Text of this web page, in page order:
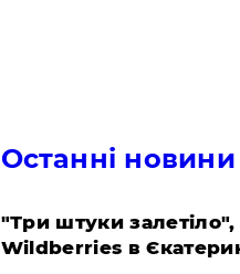
Останні новини
"Три штуки
Wildberries в